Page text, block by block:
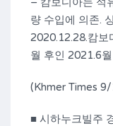
량 수입에 의존.
2020.12.28.캄보
월 후인 2021.6
(Khmer Times
■ 시하누크빌주